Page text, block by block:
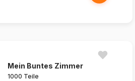
Mein Buntes Zimmer
1000 Teile